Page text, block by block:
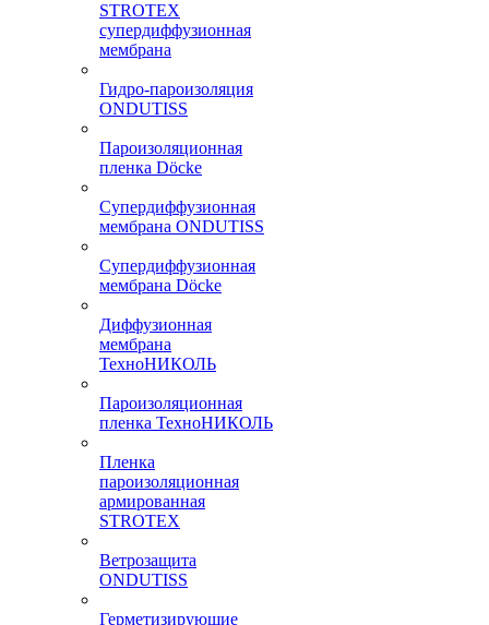
STROTEX
супердиффузионная
мембрана
Гидро-пароизоляция
ONDUTISS
Пароизоляционная
пленка Döcke
Супердиффузионная
мембрана ONDUTISS
Супердиффузионная
мембрана Döcke
Диффузионная
мембрана
ТехноНИКОЛЬ
Пароизоляционная
пленка ТехноНИКОЛЬ
Пленка
пароизоляционная
армированная
STROTEX
Ветрозащита
ONDUTISS
Герметизирующие